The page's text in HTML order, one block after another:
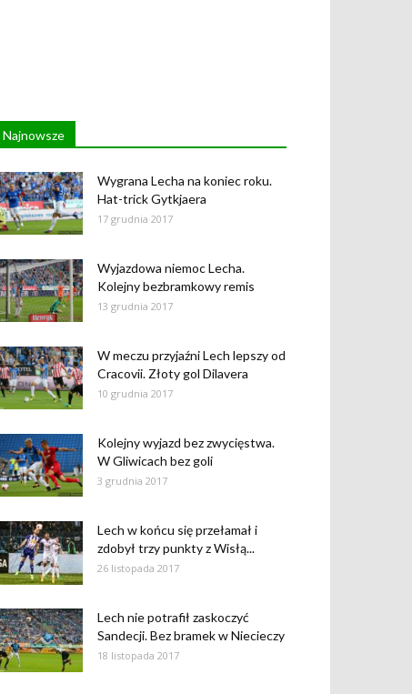
Najnowsze
Wygrana Lecha na koniec roku.
Hat-trick Gytkjaera
17 grudnia 2017
Wyjazdowa niemoc Lecha.
Kolejny bezbramkowy remis
13 grudnia 2017
W meczu przyjaźni Lech lepszy od
Cracovii. Złoty gol Dilavera
10 grudnia 2017
Kolejny wyjazd bez zwycięstwa.
W Gliwicach bez goli
3 grudnia 2017
Lech w końcu się przełamał i
zdobył trzy punkty z Wisłą...
26 listopada 2017
Lech nie potrafił zaskoczyć
Sandecji. Bez bramek w Niecieczy
18 listopada 2017